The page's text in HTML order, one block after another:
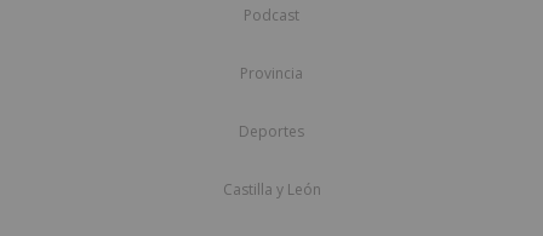
Podcast
Provincia
Deportes
Castilla y León